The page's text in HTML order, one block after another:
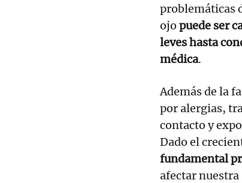
problemáticas
ojo puede ser
leves hasta
médica.
Además de la
por alergias,
contacto y
Dado el
fundamental
afectar nuestra